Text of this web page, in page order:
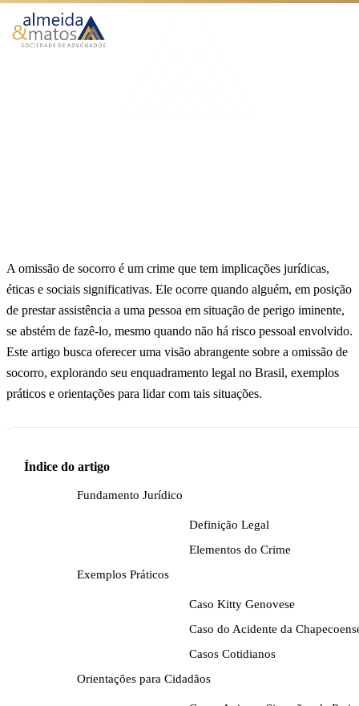
Atuação
Falar no WhatsApp
A omissão de socorro é um crime que tem implicações jurídicas,
éticas e sociais significativas. Ele ocorre quando alguém, em posição
de prestar assistência a uma pessoa em situação de perigo iminente,
se abstém de fazê-lo, mesmo quando não há risco pessoal envolvido.
Este artigo busca oferecer uma visão abrangente sobre a omissão de
socorro, explorando seu enquadramento legal no Brasil, exemplos
práticos e orientações para lidar com tais situações.
Índice do artigo
Fundamento Jurídico
Definição Legal
Elementos do Crime
Exemplos Práticos
Caso Kitty Genovese
Caso do Acidente da
Casos Cotidianos
Orientações para Cidadãos